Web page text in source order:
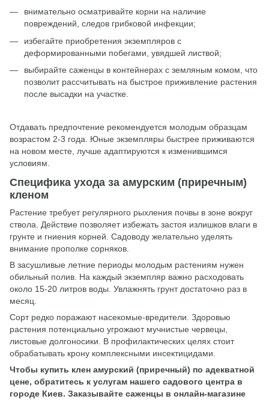
внимательно осматривайте корни на наличие
повреждений, следов грибковой инфекции;
избегайте приобретения экземпляров с
деформированными побегами, увядшей листвой;
выбирайте саженцы в контейнерах с земляным комом, что
позволит рассчитывать на быстрое приживление растения
после высадки на участке.
Отдавать предпочтение рекомендуется молодым образцам
возрастом 2-3 года. Юные экземпляры быстрее приживаются
на новом месте, лучше адаптируются к изменившимся
условиям.
Специфика ухода за амурским (приречным)
кленом
Растение требует регулярного рыхления почвы в зоне вокруг
ствола. Действие позволяет избежать застоя излишков влаги в
грунте и гниения корней. Садоводу желательно уделять
внимание прополке сорняков.
В засушливые летние периоды молодым растениям нужен
обильный полив. На каждый экземпляр важно расходовать
около 15-20 литров воды. Увлажнять грунт достаточно раз в
месяц.
Сорт редко поражают насекомые-вредители. Здоровью
растения потенциально угрожают мучнистые червецы,
листовые долгоносики. В профилактических целях стоит
обрабатывать крону комплексными инсектицидами.
Чтобы купить клен амурский (приречный) по адекватной
цене, обратитесь к услугам нашего садового центра в
городе Киев. Заказывайте саженцы в онлайн-магазине